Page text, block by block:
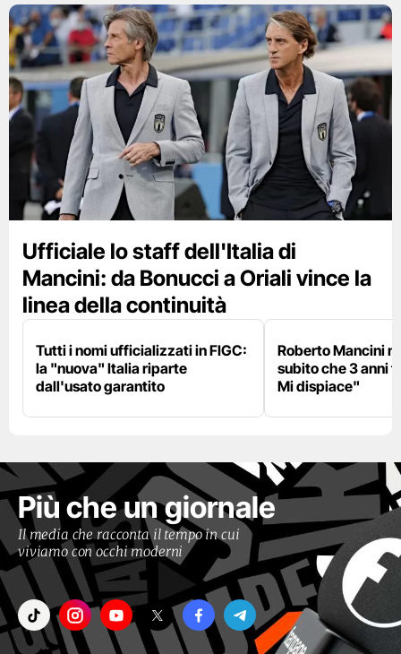
Ufficiale lo staff dell'Italia di
Mancini: da Bonucci a Oriali vince la
linea della continuità
Tutti i nomi ufficializzati in FIGC:
la "nuova" Italia riparte
dall'usato garantito
Roberto Mancini
subito che 3 anni
Mi dispiace"
Più che un giornale
Il media che racconta il tempo in cui
viviamo con occhi moderni